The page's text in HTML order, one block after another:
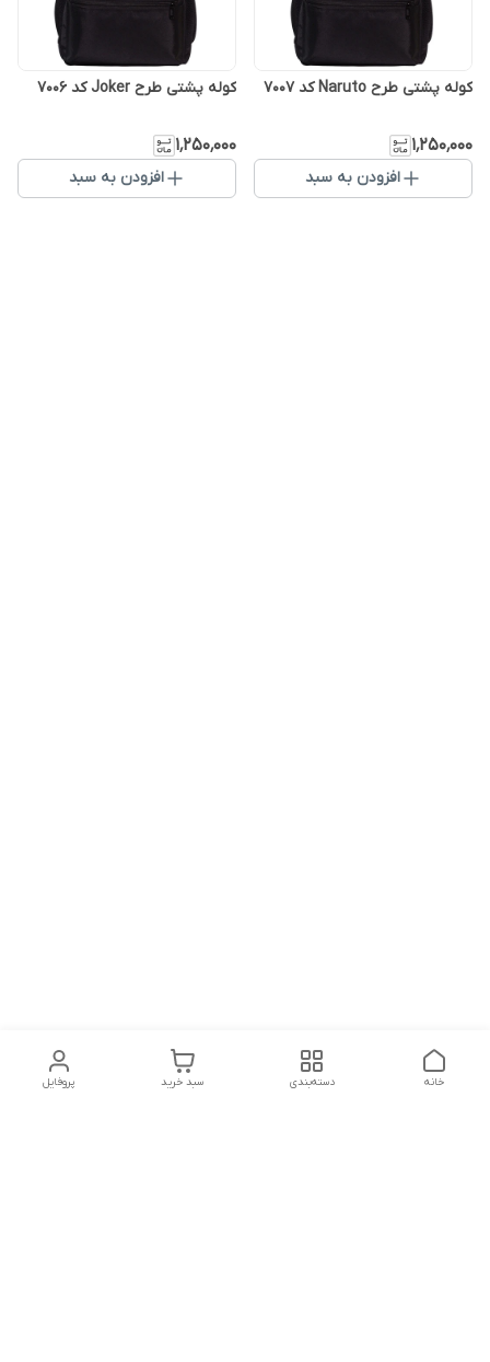
کوله پشتی طرح Naruto کد 7007
۱٬۲۵۰٬۰۰۰
افزودن به سبد
کوله پشتی طرح Joker کد 7006
۱٬۲۵۰٬۰۰۰
افزودن به سبد
پروفایل سبد خرید دسته‌بندی خانه